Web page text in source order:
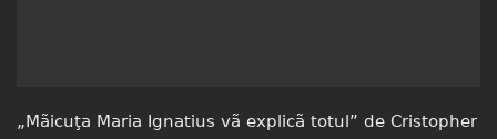
„Mãicuţa Maria Ignatius vã explicã totul” de Cristopher